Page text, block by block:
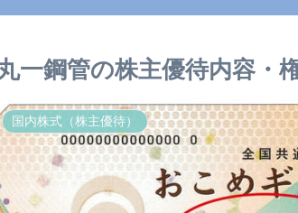
一鋼管の株主優待内容・
国内株式（株主優待）